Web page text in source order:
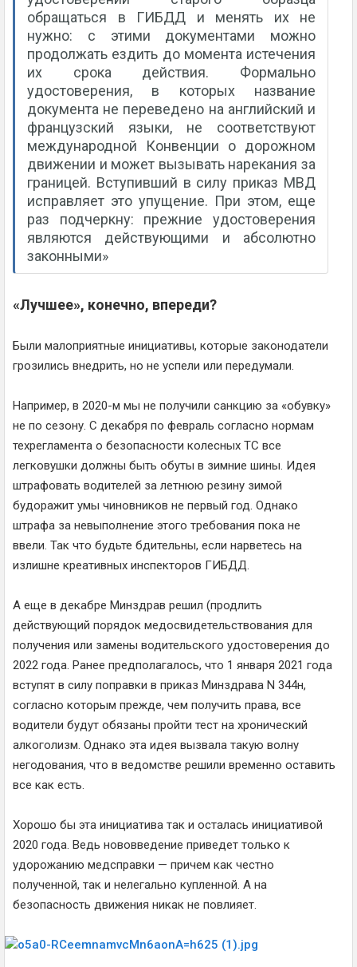
обращаться в ГИБДД и менять их не
нужно: с этими документами можно
продолжать ездить до момента истечения
их срока действия. Формально
удостоверения, в которых название
документа не переведено на английский и
французский языки, не соответствуют
международной Конвенции о дорожном
движении и может вызывать нарекания за
границей. Вступивший в силу приказ МВД
исправляет это упущение. При этом, еще
раз подчеркну: прежние удостоверения
являются действующими и абсолютно
законными»
«Лучшее», конечно, впереди?
Были малоприятные инициативы, которые законодатели
грозились внедрить, но не успели или передумали.
Например, в 2020-м мы не получили санкцию за «обувку»
не по сезону. С декабря по февраль согласно нормам
техрегламента о безопасности колесных ТС все
легковушки должны быть обуты в зимние шины. Идея
штрафовать водителей за летнюю резину зимой
будоражит умы чиновников не первый год. Однако
штрафа за невыполнение этого требования пока не
ввели. Так что будьте бдительны, если нарветесь на
излишне креативных инспекторов ГИБДД.
А еще в декабре Минздрав решил (продлить
действующий порядок медосвидетельствования для
получения или замены водительского удостоверения до
2022 года. Ранее предполагалось, что 1 января 2021 года
вступят в силу поправки в приказ Минздрава N 344н,
согласно которым прежде, чем получить права, все
водители будут обязаны пройти тест на хронический
алкоголизм. Однако эта идея вызвала такую волну
негодования, что в ведомстве решили временно оставить
все как есть.
Хорошо бы эта инициатива так и осталась инициативой
2020 года. Ведь нововведение приведет только к
удорожанию медсправки — причем как честно
полученной, так и нелегально купленной. А на
безопасность движения никак не повлияет.